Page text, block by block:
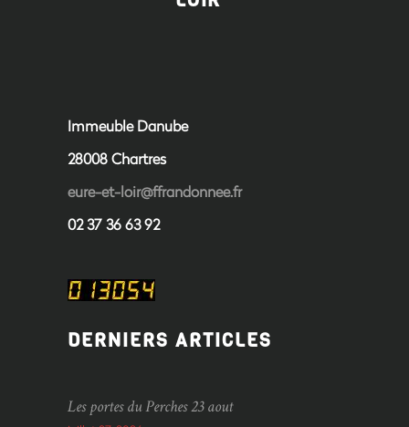
Immeuble Danube
28008 Chartres
eure-et-loir@ffrandonnee.fr
02 37 36 63 92
DERNIERS ARTICLES
Les portes du Perches 23 aout